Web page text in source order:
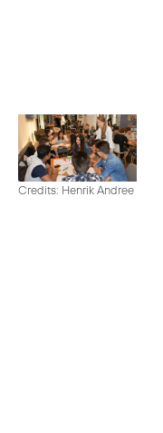
Credits: Henrik Andree